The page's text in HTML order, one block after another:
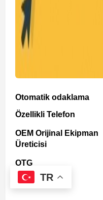
Otomatik odaklama
Özellikli Telefon
OEM Orijinal Ekipman
Üreticisi
OTG
TR